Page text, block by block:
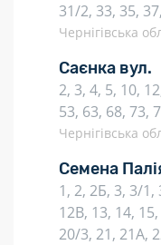
31/2, 33, 35,
Чернігівська
Саєнка вул.
2, 3, 4, 5, 10,
53, 63, 68, 73,
Чернігівська
Семена
1, 2, 2Б, 3, 3/1,
12В, 13, 14,
20/3, 21, 21А,